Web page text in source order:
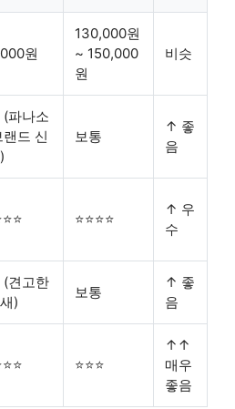
원
130,000원
~ 150,000
원
비슷
(파나소
랜드 신
보통
↑ 좋
음
⭐⭐⭐⭐
↑ 우
수
(견고한
)
보통
↑ 좋
음
⭐⭐⭐
↑↑
매우
좋음